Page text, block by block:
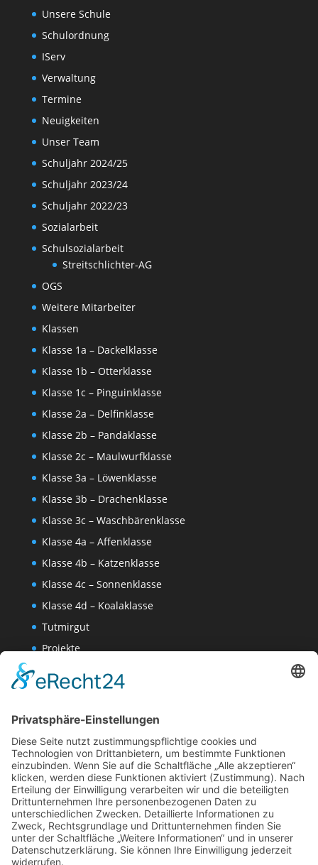
Unsere Schule
Schulordnung
IServ
Verwaltung
Termine
Neuigkeiten
Unser Team
Schuljahr 2024/25
Schuljahr 2023/24
Schuljahr 2022/23
Sozialarbeit
Schulsozialarbeit
Streitschlichter-AG
OGS
Weitere Mitarbeiter
Klassen
Klasse 1a – Dackelklasse
Klasse 1b – Otterklasse
Klasse 1c – Pinguinklasse
Klasse 2a – Delfinklasse
Klasse 2b – Pandaklasse
Klasse 2c – Maulwurfklasse
Klasse 3a – Löwenklasse
Klasse 3b – Drachenklasse
Klasse 3c – Waschbärenklasse
Klasse 4a – Affenklasse
Klasse 4b – Katzenklasse
Klasse 4c – Sonnenklasse
Klasse 4d – Koalaklasse
Tutmirgut
Projekte
Wissenschaften-AG
Datenschutzerklärung
Website Administration